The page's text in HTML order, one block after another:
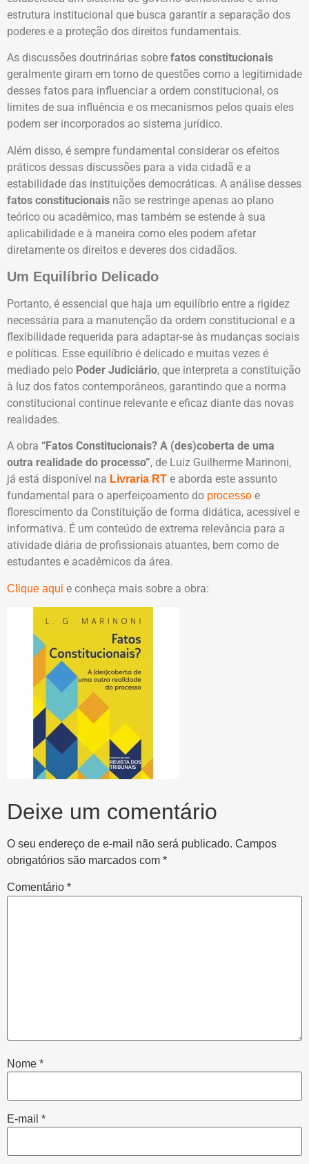
estrutura institucional que busca garantir a separação dos
poderes e a proteção dos direitos fundamentais.
As discussões doutrinárias sobre fatos constitucionais
geralmente giram em torno de questões como a legitimidade
desses fatos para influenciar a ordem constitucional, os
limites de sua influência e os mecanismos pelos quais eles
podem ser incorporados ao sistema jurídico.
Além disso, é sempre fundamental considerar os efeitos
práticos dessas discussões para a vida cidadã e a
estabilidade das instituições democráticas. A análise desses
fatos constitucionais não se restringe apenas ao plano
teórico ou acadêmico, mas também se estende à sua
aplicabilidade e à maneira como eles podem afetar
diretamente os direitos e deveres dos cidadãos.
Um Equilíbrio Delicado
Portanto, é essencial que haja um equilíbrio entre a rigidez
necessária para a manutenção da ordem constitucional e a
flexibilidade requerida para adaptar-se às mudanças sociais
e políticas. Esse equilíbrio é delicado e muitas vezes é
mediado pelo Poder Judiciário, que interpreta a constituição
à luz dos fatos contemporâneos, garantindo que a norma
constitucional continue relevante e eficaz diante das novas
realidades.
A obra “Fatos Constitucionais? A (des)coberta de uma
outra realidade do processo”, de Luiz Guilherme Marinoni,
já está disponível na Livraria RT e aborda este assunto
fundamental para o aperfeiçoamento do processo e
florescimento da Constituição de forma didática, acessível e
informativa. É um conteúdo de extrema relevância para a
atividade diária de profissionais atuantes, bem como de
estudantes e acadêmicos da área.
Clique aqui e conheça mais sobre a obra:
Deixe um comentário
O seu endereço de e-mail não será publicado. Campos
obrigatórios são marcados com *
Comentário *
Nome *
E-mail *